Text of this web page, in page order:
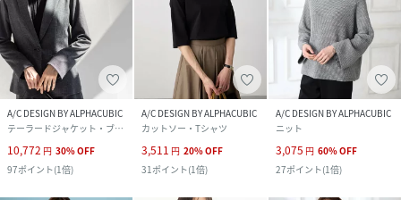
A/C DESIGN BY ALPHACUBIC
テーラードジャケット・ブレザー
10,772 円 30%OFF
97ポイント(1倍)
A/C DESIGN BY ALPHACUBIC
カットソー・Tシャツ
3,511 円 20%OFF
31 ポイント(1倍)
A/C DESIGN BY ALPHACUBIC
ニット
3,075 円 60%OFF
27ポイント(1倍)